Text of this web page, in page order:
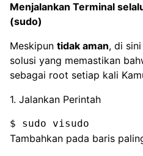
Menjalankan Terminal
(sudo)
Meskipun tidak aman, di
solusi yang memastikan
sebagai root setiap kali
1. Jalankan Perintah
$ sudo visudo
Tambahkan pada baris